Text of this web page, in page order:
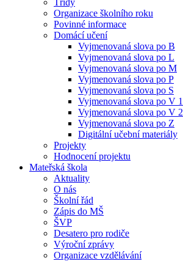
Třídy
Organizace školního roku
Povinné informace
Domácí učení
Vyjmenovaná slova po B
Vyjmenovaná slova po L
Vyjmenovaná slova po M
Vyjmenovaná slova po P
Vyjmenovaná slova po S
Vyjmenovaná slova po V 1
Vyjmenovaná slova po V 2
Vyjmenovaná slova po Z
Digitální učební materiály
Projekty
Hodnocení projektu
Mateřská škola
Aktuality
O nás
Školní řád
Zápis do MŠ
ŠVP
Desatero pro rodiče
Výroční zprávy
Organizace vzdělávání